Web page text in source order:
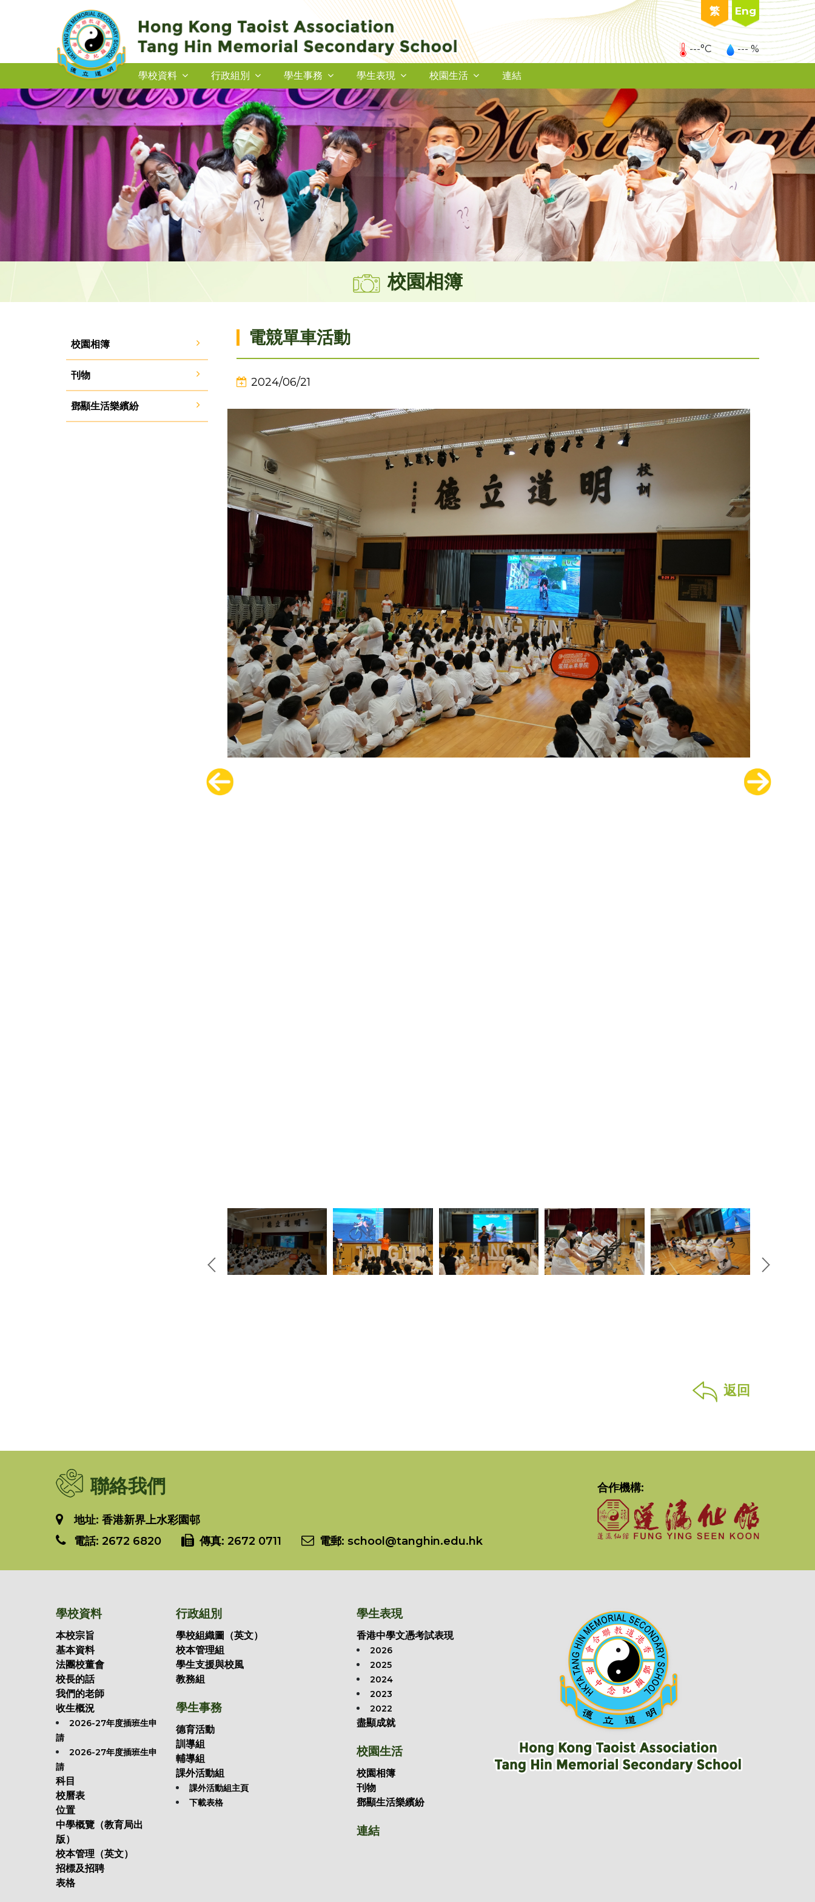
繁 Eng
---°C --- %
學校資料 行政組別 學生事務 學生表現 校園生活 連結
校園相簿
校園相簿
刊物
鄧顯生活樂繽紛
電競單車活動
2024/06/21
返回
聯絡我們
地址: 香港新界上水彩園邨
電話: 2672 6820 傳真: 2672 0711 電郵: school@tanghin.edu.hk
合作機構:
學校資料
本校宗旨
基本資料
法團校董會
校長的話
我們的老師
收生概況
2026-27年度插班生申
請
2026-27年度插班生申
請
科目
校曆表
位置
中學概覽（教育局出
版）
校本管理（英文）
招標及招聘
表格
行政組別
學校組織圖（英文）
校本管理組
學生支援與校風
教務組
學生事務
德育活動
訓導組
輔導組
課外活動組
課外活動組主頁
下載表格
學生表現
香港中學文憑考試表現
2026
2025
2024
2023
2022
盡顯成就
校園生活
校園相簿
刊物
鄧顯生活樂繽紛
連結